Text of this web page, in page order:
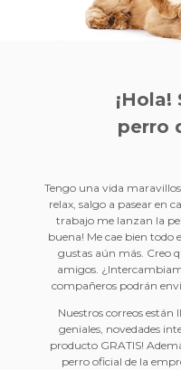
¡Hola!
perro
Tengo una vida
relax, salgo a pasear en
trabajo me lanzan la
buena! Me cae bien
gustas aún más. Creo
amigos.
compañeros podrán
Nuestros correos están
geniales, novedades
producto GRATIS!
perro oficial de la